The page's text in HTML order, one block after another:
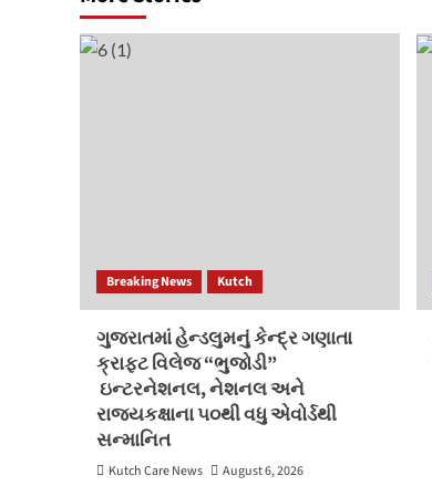
Breaking News Kutch
ગુજરાતમાં હેન્ડલુમનું કેન્દ્ર ગણાતા
ક્રાફ્ટ વિલેજ “ભુજોડી”
ઇન્ટરનેશનલ, નેશનલ અને
રાજ્યકક્ષાના ૫૦થી વધુ એવોર્ડથી
સન્માનિત
Kutch Care News August 6, 2026